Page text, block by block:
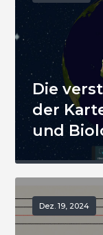
Die
der
und
Dez. 19, 2024